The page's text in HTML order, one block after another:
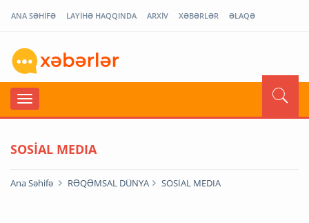
ANA SƏHİFƏ LAYİHƏ HAQQINDA ARXİV XƏBƏRLƏR ƏLAQƏ
SOSİAL MEDIA
Ana Səhifə RƏQƏMSAL DÜNYA SOSİAL MEDIA